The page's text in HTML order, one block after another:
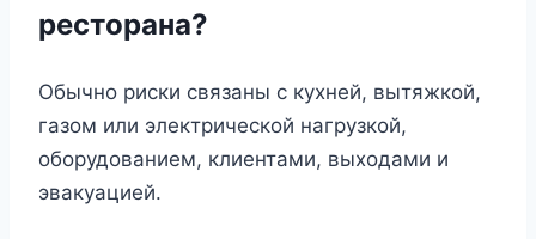
ресторана?
Обычно риски связаны с кухней, вытяжкой,
газом или электрической нагрузкой,
оборудованием, клиентами, выходами и
эвакуацией.